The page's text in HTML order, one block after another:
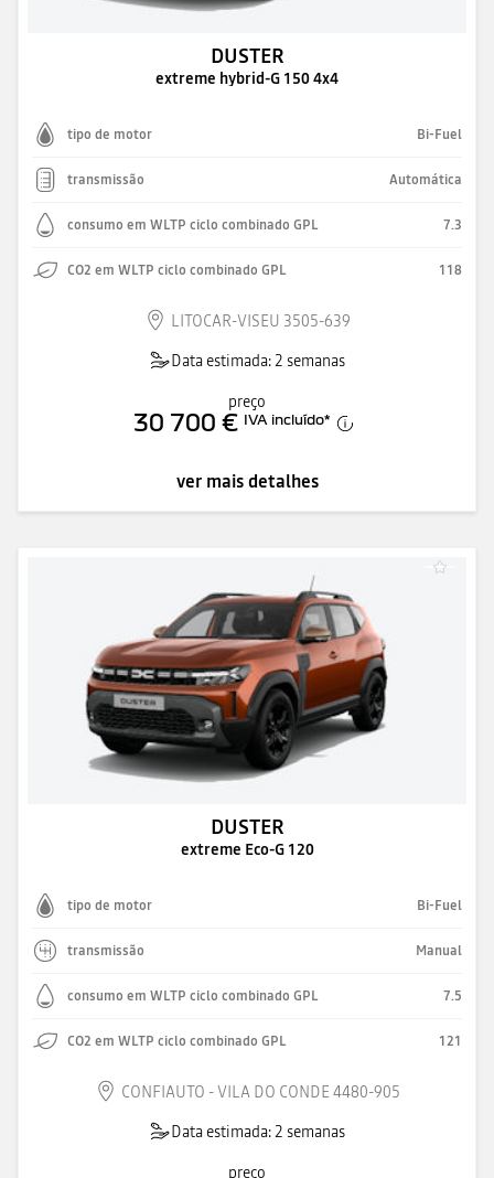
DUSTER
extreme hybrid-G 150 4x4
tipo de motor Bi-Fuel
transmissão Automática
consumo em WLTP ciclo combinado GPL 7.3
CO2 em WLTP ciclo combinado GPL 118
LITOCAR-VISEU 3505-639
Data estimada: 2 semanas
preço
30 700 € IVA incluído*
ver mais detalhes
DUSTER
extreme Eco-G 120
tipo de motor Bi-Fuel
transmissão Manual
consumo em WLTP ciclo combinado GPL 7.5
CO2 em WLTP ciclo combinado GPL 121
CONFIAUTO - VILA DO CONDE 4480-905
Data estimada: 2 semanas
preço